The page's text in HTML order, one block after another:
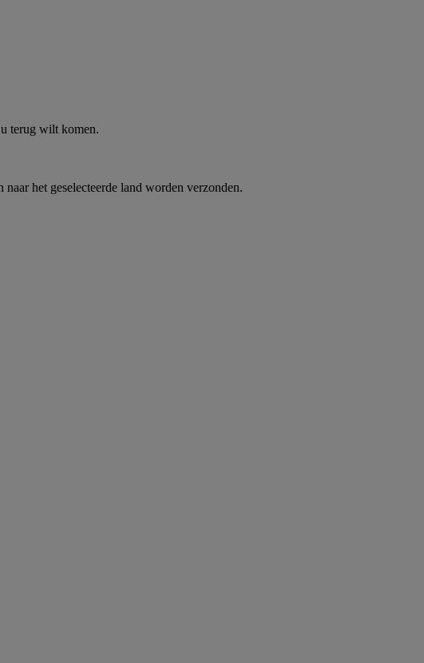
terug wilt komen.
het geselecteerde land worden verzonden.